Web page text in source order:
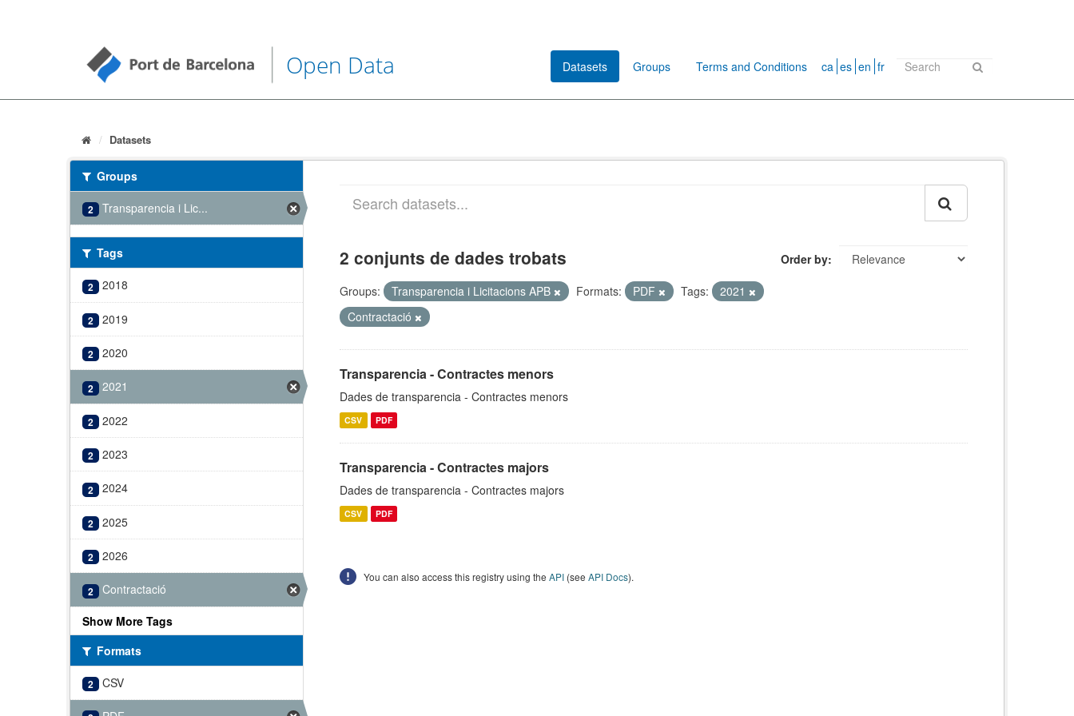
Open Data Datasets Groups Terms and Conditions ca es en fr
Datasets
Groups
2 Transparencia i Lic...
Tags
2 2018
2 2019
2 2020
2 2021
2 2022
2 2023
2 2024
2 2025
2 2026
2
Contractació
Show More Tags
Formats
2 CSV
Order by
2 conjunts de dades trobats
Groups: Transparencia i Licitacions APB Formats: PDF Tags:
2021
Contractació
Transparencia - Contractes menors
Dades de transparencia - Contractes menors
CSV PDF
Transparencia - Contractes majors
Dades de transparencia - Contractes majors
CSV PDF
You can also access this registry using the API (see API Docs).